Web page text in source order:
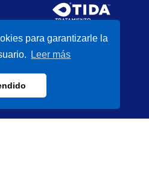
para garantizarle la
Leer más